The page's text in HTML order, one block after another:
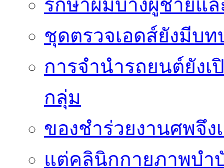
รักษาผมบางผู้ชายแ
ชุดตรวจเอดส์ยังมีบ
การจำนำรถยนต์ยัง
กลุ่ม
ของชำร่วยงานศพจึ
แต่คลินิกกายภาพบำ